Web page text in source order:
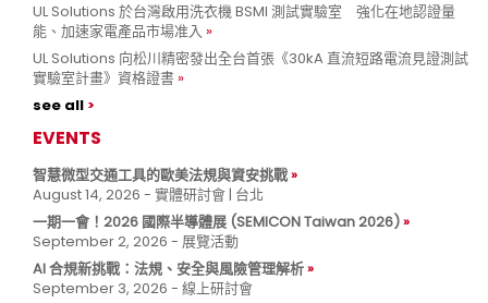
UL Solutions 於台灣啟用洗衣機 BSMI 測試實驗室 強化在地認證量
能、加速家電產品市場准入
UL Solutions 向松川精密發出全台首張《30kA 直流短路電流見證測試
實驗室計畫》資格證書
see all
EVENTS
智慧微型交通工具的歐美法規與資安挑戰
August 14, 2026 - 實體研討會 | 台北
一期一會！2026 國際半導體展 (SEMICON Taiwan 2026)
September 2, 2026 - 展覽活動
AI 合規新挑戰：法規、安全與風險管理解析
September 3, 2026 - 線上研討會